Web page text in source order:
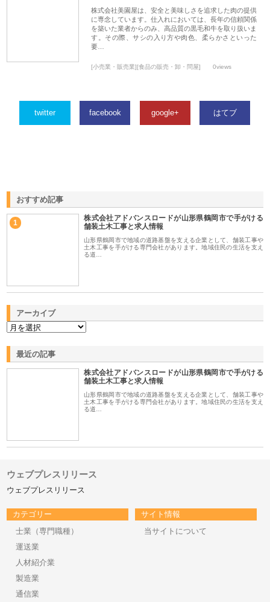
株式会社美園屋は、安全と美味しさを追求した肉の提供
に専念しています。仕入れにおいては、長年の信頼関係
を築いた業者からのみ、高品質の黒毛和牛を取り扱いま
す。その際、サシの入り方や肉色、柔らかさといった
要…
[小売業・販売業][食品の販売・卸・問屋] 0views
twitter facebook google+ はてブ
おすすめ記事
1
株式会社アドバンスロードが山形県鶴岡市で手がける
舗装土木工事と求人情報
山形県鶴岡市で地域の道路基盤を支える企業として、舗装工事や
土木工事を手がける専門会社があります。地域住民の生活を支え
る道…
アーカイブ
最近の記事
株式会社アドバンスロードが山形県鶴岡市で手がける
舗装土木工事と求人情報
山形県鶴岡市で地域の道路基盤を支える企業として、舗装工事や
土木工事を手がける専門会社があります。地域住民の生活を支え
る道…
ウェブプレスリリース
ウェブプレスリリース
カテゴリー
士業（専門職種）
運送業
人材紹介業
製造業
通信業
サイト情報
当サイトについて